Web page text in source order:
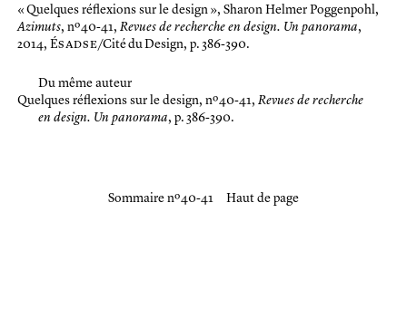
« Quelques réflexions sur le design », Sharon Helmer Poggenpohl,
Azimuts, nº 40-41, Revues de recherche en design. Un panorama,
2014, Ésadse/Cité du Design, p. 386-390.
Du même auteur
Quelques réflexions sur le design, nº 40-41, Revues de recherche
en design. Un panorama, p. 386-390.
Sommaire nº 40-41 Haut de page